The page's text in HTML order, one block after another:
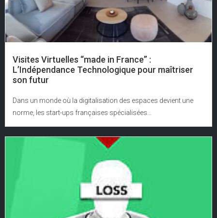
Visites Virtuelles “made in France” :
L’Indépendance Technologique pour maîtriser
son futur
Dans un monde où la digitalisation des espaces devient une
norme, les start-ups françaises spécialisées...